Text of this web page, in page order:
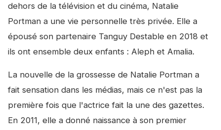
dehors de la télévision et du cinéma, Natalie
Portman a une vie personnelle très privée. Elle a
épousé son partenaire Tanguy Destable en 2018 et
ils ont ensemble deux enfants : Aleph et Amalia.
La nouvelle de la grossesse de Natalie Portman a
fait sensation dans les médias, mais ce n'est pas la
première fois que l'actrice fait la une des gazettes.
En 2011, elle a donné naissance à son premier